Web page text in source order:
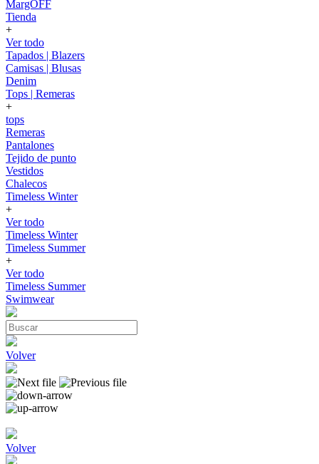
MargOFF
Tienda
+
Ver todo
Tapados | Blazers
Camisas | Blusas
Denim
Tops | Remeras
+
tops
Remeras
Pantalones
Tejido de punto
Vestidos
Chalecos
Timeless Winter
+
Ver todo
Timeless Winter
Timeless Summer
+
Ver todo
Timeless Summer
Swimwear
Volver
Volver